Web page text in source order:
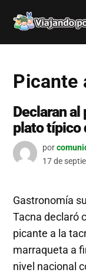
Picante
Declaran al
plato típico
por
17 de
Gastronomía
Tacna declaró
picante a la
marraqueta a
nivel nacional